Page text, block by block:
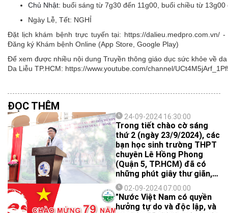
Chủ Nhật: buổi sáng từ 7g30 đến 11g00, buổi chiều từ 13g00
Ngày Lễ, Tết: NGHỈ
Đặt lịch khám bệnh trực tuyến tại: https://dalieu.medpro.com.vn/
Đăng ký Khám bệnh Online (App Store, Google Play)
Để xem được nhiều nội dung Truyền thông giáo dục sức khỏe về
Da Liễu TP.HCM: https://www.youtube.com/channel/
ĐỌC THÊM
24-09-2024 16:30:00
Trong tiết chào cờ sáng
thứ 2 (ngày 23/9/2024), các
bạn học sinh trường THPT
chuyên Lê Hồng Phong
(Quận 5, TP.HCM) đã có
những phút giây thư giãn,
nạp năng lượng đầu tuần
thông qua chương trình nói
chuyện chuyên đề "Chăm
02-09-2024 07:00:00
"Nước Việt Nam có quyền
hưởng tự do và độc lập, và